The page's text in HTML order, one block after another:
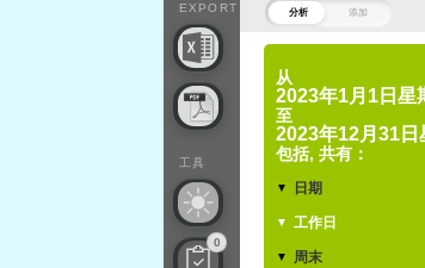
分析 添加
从
2023年1月1日星
至
2023年12月31日
包括, 共有：
▼ 日期
▼ 工作日
▼ 周末
EXPORT
工具
0